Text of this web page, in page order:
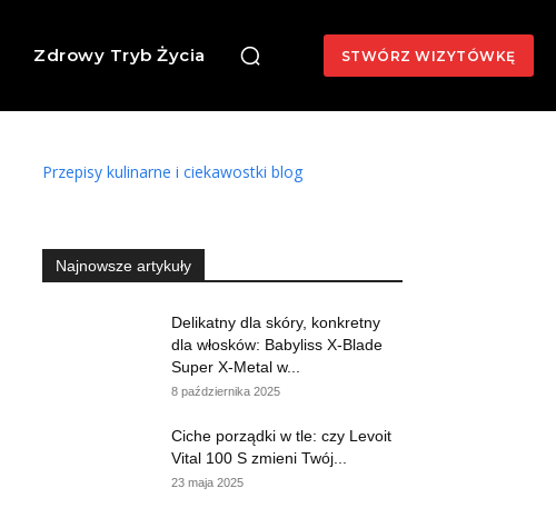
Zdrowy Tryb Życia STWÓRZ WIZYTÓWKĘ
Przepisy kulinarne i ciekawostki blog
Najnowsze artykuły
Delikatny dla skóry, konkretny
dla włosków: Babyliss X-Blade
Super X-Metal w...
8 października 2025
Ciche porządki w tle: czy Levoit
Vital 100 S zmieni Twój...
23 maja 2025